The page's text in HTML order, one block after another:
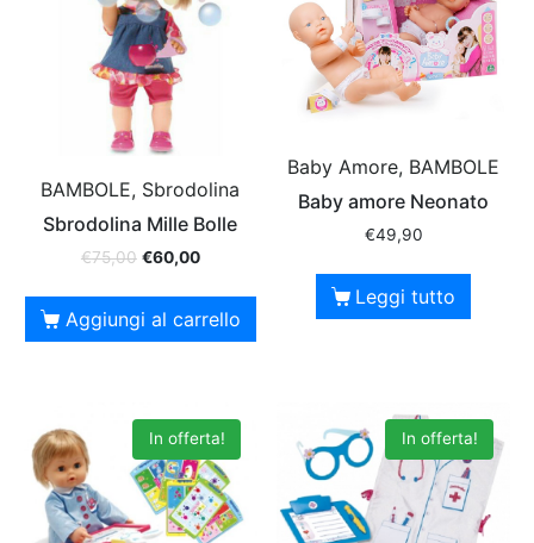
BAMBOLE, Sbrodolina
Sbrodolina Mille Bolle
€75,00 €60,00
Aggiungi al carrello
Baby Amore, BAMBOLE
Baby amore Neonato
€49,90
Leggi tutto
In offerta! In offerta!